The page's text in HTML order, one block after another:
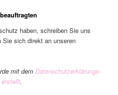
haben, schreiben Sie uns
Sie sich direkt an unseren
mit demDatenschutzerklärungs-
erstellt.